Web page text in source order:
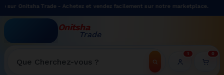
Trade - Achetez et vendez facilement sur notre marketplace.
Onitsha
Trade
Recherche
1 0
WELCOME TO ONITSHATRADE ONLINE SHOP